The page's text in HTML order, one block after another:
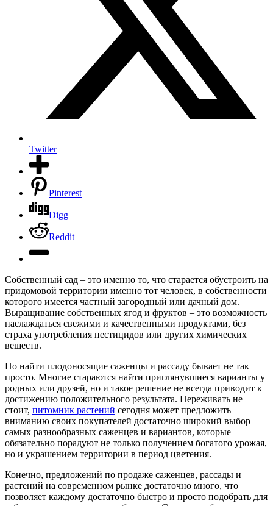
Twitter
Pinterest
Digg
Reddit
Собственный сад – это именно то, что старается обустроить на
придомовой территории именно тот человек, в собственности
которого имеется частный загородный или дачный дом.
Выращивание собственных ягод и фруктов – это возможность
наслаждаться свежими и качественными продуктами, без
страха употребления пестицидов или других химических
веществ.
Но найти плодоносящие саженцы и рассаду бывает не так
просто. Многие стараются найти приглянувшиеся варианты у
родных или друзей, но и такое решение не всегда приводит к
достижению положительного результата. Переживать не
стоит, питомник растений сегодня может предложить
вниманию своих покупателей достаточно широкий выбор
самых разнообразных саженцев и вариантов, которые
обязательно порадуют не только получением богатого урожая,
но и украшением территории в период цветения.
Конечно, предложений по продаже саженцев, рассады и
растений на современном рынке достаточно много, что
позволяет каждому достаточно быстро и просто подобрать для